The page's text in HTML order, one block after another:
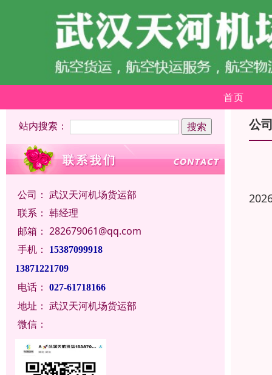
首页
站内搜索：
公司： 武汉天河机场货运部
联系： 韩经理
邮箱： 282679061@qq.com
手机：
15387099918
13871221709
电话： 027-61718166
地址： 武汉天河机场货运部
微信：
公